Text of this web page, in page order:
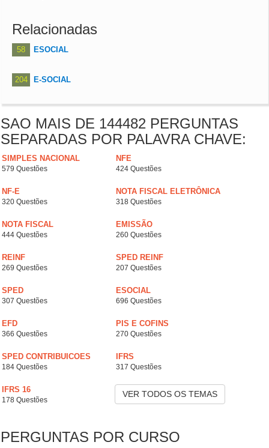
Relacionadas
58 ESOCIAL
204 E-SOCIAL
SAO MAIS DE 144482 PERGUNTAS
SEPARADAS POR PALAVRA CHAVE:
SIMPLES NACIONAL
579 Questões
NFE
424 Questões
NF-E
320 Questões
NOTA FISCAL ELETRÔNICA
318 Questões
NOTA FISCAL
444 Questões
EMISSÃO
260 Questões
REINF
269 Questões
SPED REINF
207 Questões
SPED
307 Questões
ESOCIAL
696 Questões
EFD
366 Questões
PIS E COFINS
270 Questões
SPED CONTRIBUICOES
184 Questões
IFRS
317 Questões
IFRS 16
178 Questões
VER TODOS OS TEMAS
PERGUNTAS POR CURSO